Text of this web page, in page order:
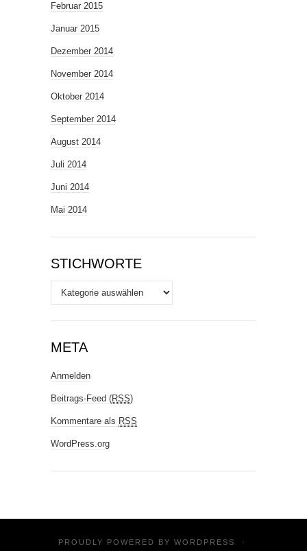
Februar 2015
Januar 2015
Dezember 2014
November 2014
Oktober 2014
September 2014
August 2014
Juli 2014
Juni 2014
Mai 2014
STICHWORTE
Stichworte
META
Anmelden
Beitrags-Feed (RSS)
Kommentare als RSS
WordPress.org
PROUDLY POWERED BY WORDPRESS ·